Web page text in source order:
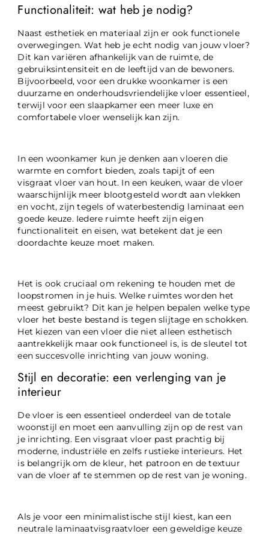
Functionaliteit: wat heb je nodig?
Naast esthetiek en materiaal zijn er ook functionele
overwegingen. Wat heb je echt nodig van jouw vloer?
Dit kan variëren afhankelijk van de ruimte, de
gebruiksintensiteit en de leeftijd van de bewoners.
Bijvoorbeeld, voor een drukke woonkamer is een
duurzame en onderhoudsvriendelijke vloer essentieel,
terwijl voor een slaapkamer een meer luxe en
comfortabele vloer wenselijk kan zijn.
In een woonkamer kun je denken aan vloeren die
warmte en comfort bieden, zoals tapijt of een
visgraat vloer van hout. In een keuken, waar de vloer
waarschijnlijk meer blootgesteld wordt aan vlekken
en vocht, zijn tegels of waterbestendig laminaat een
goede keuze. Iedere ruimte heeft zijn eigen
functionaliteit en eisen, wat betekent dat je een
doordachte keuze moet maken.
Het is ook cruciaal om rekening te houden met de
loopstromen in je huis. Welke ruimtes worden het
meest gebruikt? Dit kan je helpen bepalen welke type
vloer het beste bestand is tegen slijtage en schokken.
Het kiezen van een vloer die niet alleen esthetisch
aantrekkelijk maar ook functioneel is, is de sleutel tot
een succesvolle inrichting van jouw woning.
Stijl en decoratie: een verlenging van je
interieur
De vloer is een essentieel onderdeel van de totale
woonstijl en moet een aanvulling zijn op de rest van
je inrichting. Een visgraat vloer past prachtig bij
moderne, industriële en zelfs rustieke interieurs. Het
is belangrijk om de kleur, het patroon en de textuur
van de vloer af te stemmen op de rest van je woning.
Als je voor een minimalistische stijl kiest, kan een
neutrale laminaatvisgraatvloer een geweldige keuze